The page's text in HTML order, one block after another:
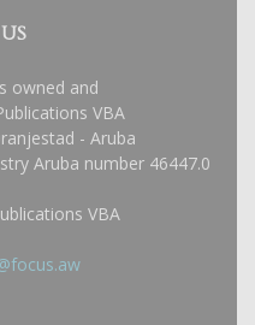
owned and
VBA
- Aruba
Aruba number 46447.0
VBA